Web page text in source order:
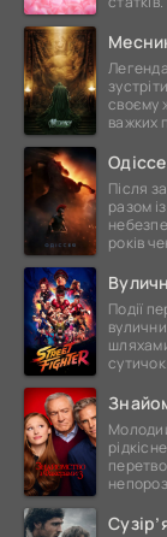
своєму
важких
Після
разом
років
Події